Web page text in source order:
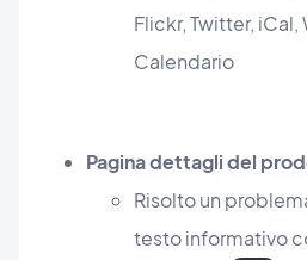
Flickr, Twitter, iCal,
Calendario
Pagina dettagli del
Risolto un
testo informativo